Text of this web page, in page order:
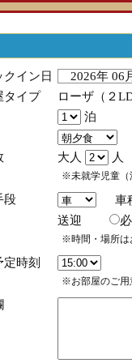
クイン日
2026年 06
タイプ
ローザ（２
泊
大人 人
※未就学児童（
段
車
送迎
※時間・場所は
定時刻
※お部屋のご用